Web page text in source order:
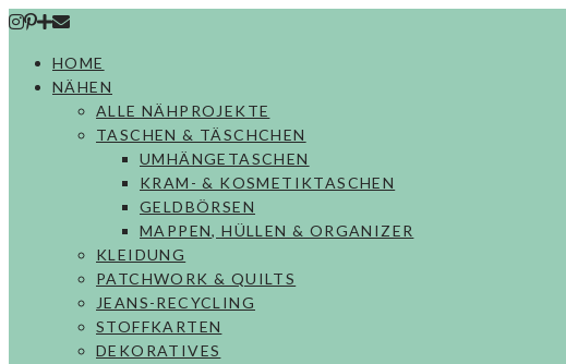
Skip
contentHOME
NÄHEN
ALLE NÄHPROJEKTE
TASCHEN & TÄSCHCHEN
UMHÄNGETASCHEN
KRAM- & KOSMETIKTASCHEN
GELDBÖRSEN
MAPPEN, HÜLLEN & ORGANIZER
KLEIDUNG
PATCHWORK & QUILTS
JEANS-RECYCLING
STOFFKARTEN
DEKORATIVES